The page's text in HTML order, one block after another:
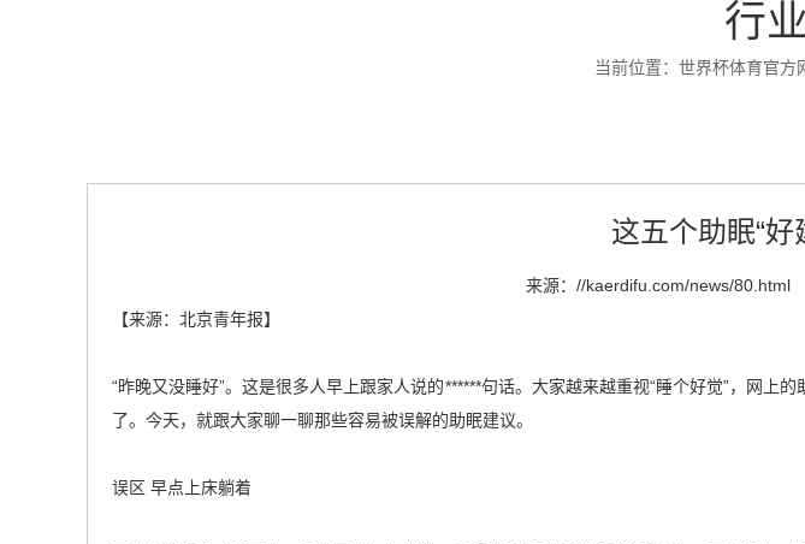
行
当前位置： 世界杯体育官方
这五个助眠“好
来源： //kaerdifu.com/news/80.html
【来源：北京青年报】
“昨晚又没睡好”。这是很多人早上跟家人说的******句话。大家越来越重视“睡个好觉”，网
了。今天，就跟大家聊一聊那些容易被误解的助眠建议。
误区 早点上床躺着